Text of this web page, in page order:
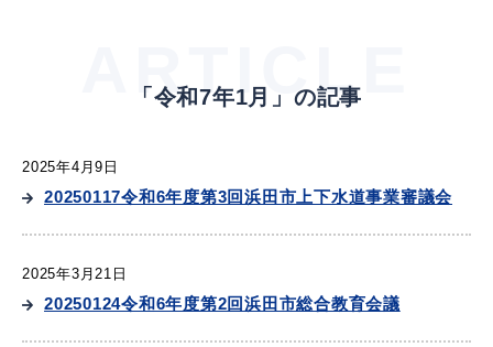
健康・福祉・子育て
産業・ビジネス
教育・文化・
ARTICLE
「令和7年1月」の記事
2025年4月9日
20250117令和6年度第3回浜田市上下水道事業審議会
2025年3月21日
20250124令和6年度第2回浜田市総合教育会議